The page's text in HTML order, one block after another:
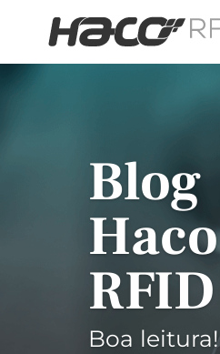
Blog
Haco
RFID
Boa leitura!